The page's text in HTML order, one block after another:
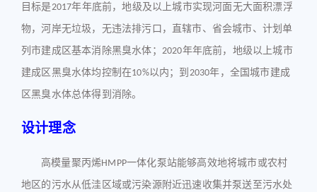
目标是2017年年底前，地级及以上城市实现河面无大面积漂浮
物，河岸无垃圾，无违法排污口，直辖市、省会城市、计划单
列市建成区基本消除黑臭水体； 2020年年底前，地级以上城市
建成区黑臭水体均控制在10%以内；到 2030年，全国城市建成
区黑臭水体总体得到消除。
设计理念
高模量聚丙烯HMPP一体化泵站能够高效地将城市或农村
地区的污水从低洼区域或污染源附近迅速收集并泵送至污水处